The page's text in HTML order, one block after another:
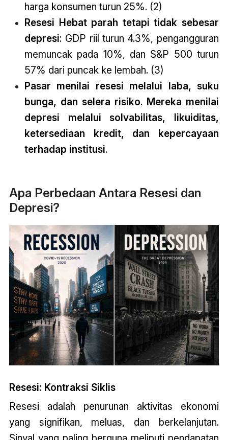
harga konsumen turun 25%. (2)
Resesi Hebat parah tetapi tidak sebesar
depresi: GDP riil turun 4.3%, pengangguran
memuncak pada 10%, dan S&P 500 turun
57% dari puncak ke lembah. (3)
Pasar menilai resesi melalui laba, suku
bunga, dan selera risiko. Mereka menilai
depresi melalui solvabilitas, likuiditas,
ketersediaan kredit, dan kepercayaan
terhadap institusi.
Apa Perbedaan Antara Resesi dan
Depresi?
Resesi: Kontraksi Siklis
Resesi adalah penurunan aktivitas ekonomi
yang signifikan, meluas, dan berkelanjutan.